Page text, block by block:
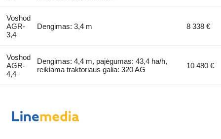
Voshod
AGR-
3,4
Dengimas: 3,4 m 8 338 €
Voshod
AGR-
4,4
Dengimas: 4,4 m, pajėgumas: 43,4 ha/h,
reikiama traktoriaus galia: 320 AG
10 480 €